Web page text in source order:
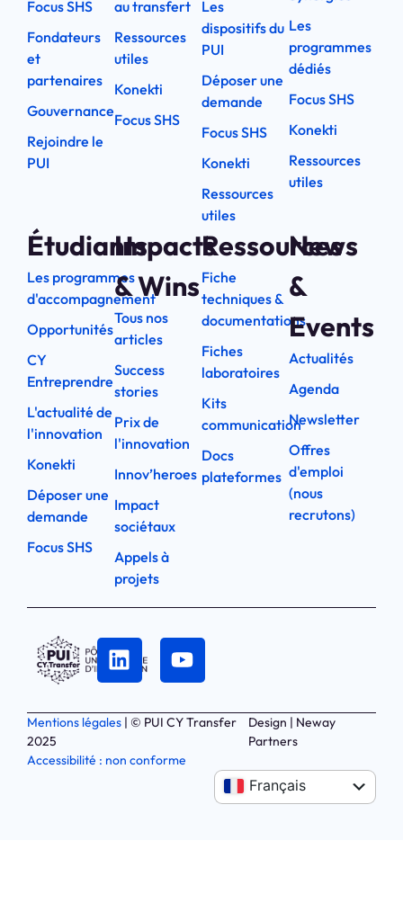
Focus SHS
Fondateurs
et
partenaires
Gouvernance
Rejoindre le
PUI
au transfert
Ressources
utiles
Konekti
Focus SHS
Les
dispositifs du
PUI
Déposer une
demande
Focus SHS
Konekti
Ressources
utiles
Les
programmes
dédiés
Focus SHS
Konekti
Ressources
utiles
Étudiants
Les programmes
d'accompagnement
Opportunités
CY
Entreprendre
L'actualité de
l'innovation
Konekti
Déposer une
demande
Focus SHS
Impacts
& Wins
Tous nos
articles
Success
stories
Prix de
l'innovation
Innov’heroes
Impact
sociétaux
Appels à
projets
Ressources
Fiche
techniques &
documentations
Fiches
laboratoires
Kits
communication
Docs
plateformes
News
&
Events
Actualités
Agenda
Newsletter
Offres
d'emploi
(nous
recrutons)
Mentions légales | © PUI CY Transfer
2025
Accessibilité : non conforme
Design | Neway
Partners
Anglais
Français